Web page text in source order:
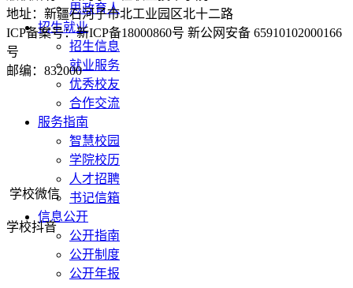
思政育人
招生就业
招生信息
就业服务
优秀校友
合作交流
服务指南
智慧校园
学院校历
人才招聘
书记信箱
信息公开
公开指南
公开制度
公开年报
地址：新疆石河子市北工业园区北十二路
ICP备案号：新ICP备18000860号 新公网安备 65910102000166
号
邮编：832000
学校微信
学校抖音